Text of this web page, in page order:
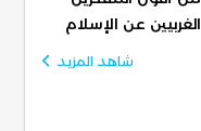
الغربيين عن الإسلام
شاهد المزيد